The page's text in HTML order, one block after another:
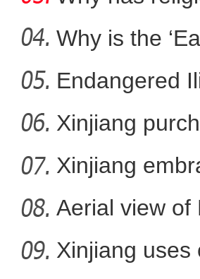
新疆博州
rootless g
Why is the
Endangered
Xinjiang
f
Xinjiang
Aerial view of
Xinjiang uses